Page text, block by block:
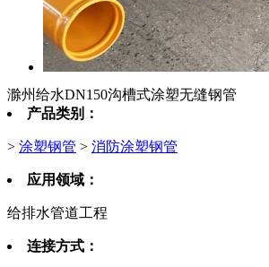
滁州给水DN150沟槽式涂塑无缝钢管
产品类别：
> 涂塑钢管 > 消防涂塑钢管
应用领域：
给排水管道工程
连接方式：